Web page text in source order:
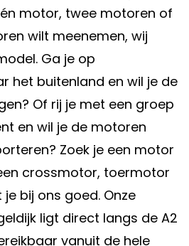
motor, twee motoren of
wilt meenemen, wij
Ga je op
het buitenland en wil je de
Of rij je met een groep
en wil je de motoren
Zoek je een motor
crossmotor, toermotor
bij ons goed. Onze
ligt direct langs de A2
vanuit de hele